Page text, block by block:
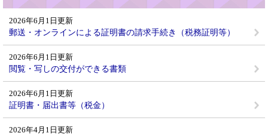
2026年6月1日更新
郵送・オンラインによる証明書の請求手続き（税務証明等）
2026年6月1日更新
閲覧・写しの交付ができる書類
2026年6月1日更新
証明書・届出書等（税金）
2026年4月1日更新